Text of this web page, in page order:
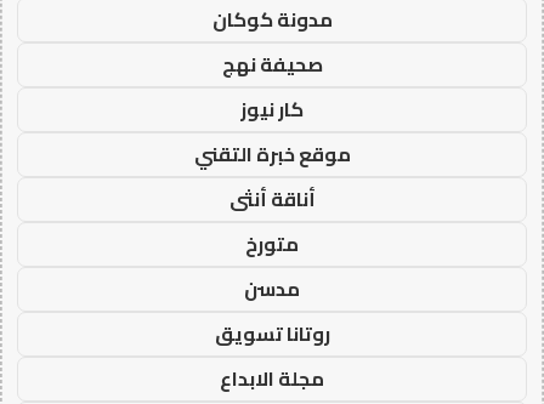
مدونة كوكان
صحيفة نهج
كار نيوز
موقع خبرة التقني
أناقة أنثى
متورخ
مدسن
روتانا تسويق
مجلة الابداع